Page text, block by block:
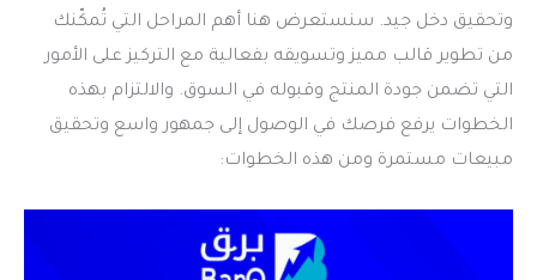
وتحقيق دخل جيد. سنستعرض هنا أهم المراحل التي تُمكّنك
من تطوير قالب مميز وتسويقه بفعالية مع التركيز على الأمور
التي تضمن جودة المنتج وقبوله في السوق. والالتزام بهذه
الخطوات يرفع فرصك في الوصول إلى جمهور واسع وتحقيق
مبيعات مستمرة ومن هذه الخطوات: